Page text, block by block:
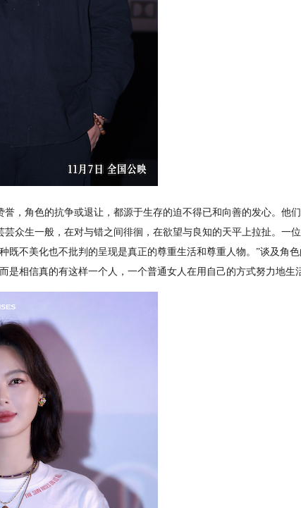
誉，角色的抗争或退让，都源于生存的迫不得已和向善的发心。他
众生一般，在对与错之间徘徊，在欲望与良知的天平上拉扯。一
既不美化也不批判的呈现是真正的尊重生活和尊重人物。”谈及角色
是相信真的有这样一个人，一个普通女人在用自己的方式努力地生